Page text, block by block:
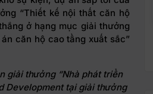
“Thiết kế nội thất căn hộ
ở hạng mục giải thưởng
căn hộ cao tầng xuất sắc”
giải thưởng “Nhà phát triển
Development tại giải thưởng